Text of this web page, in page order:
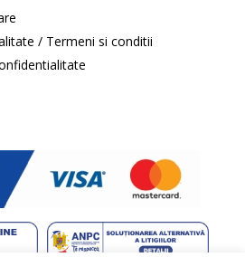
/ Termeni si conditii